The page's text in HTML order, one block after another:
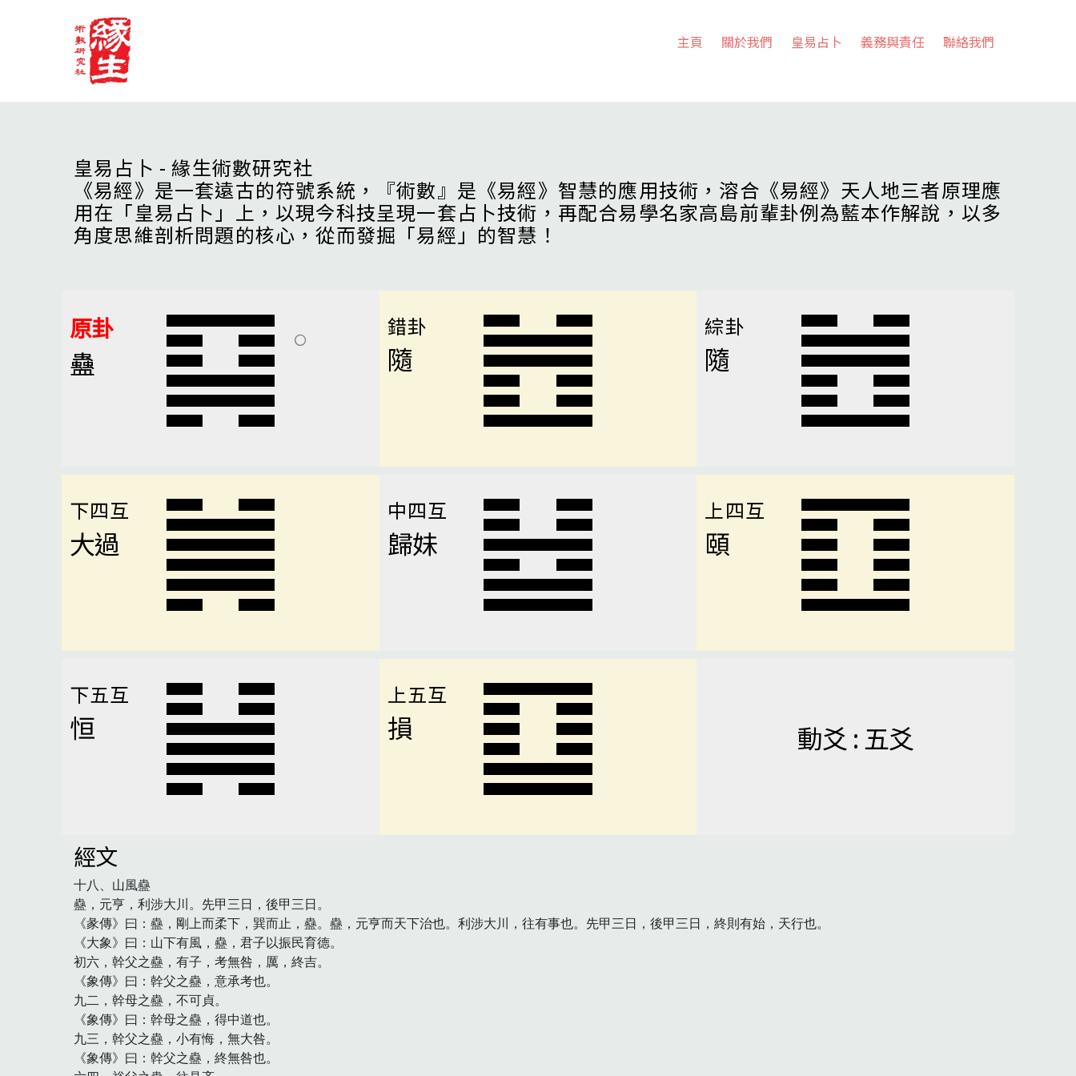
主頁 關於我們 皇易占卜 義務與責任 聯絡我們
皇易占卜 - 緣生術數研究社
《易經》是一套遠古的符號系統，『術數』是《易經》智慧的應用技術，溶合《易經》天人地三者原理應
用在「皇易占卜」上，以現今科技呈現一套占卜技術，再配合易學名家高島前輩卦例為藍本作解說，以多
角度思維剖析問題的核心，從而發掘「易經」的智慧！
原卦
蠱
錯卦
隨
綜卦
隨
下四互
大過
中四互
歸妹
上四互
頤
下五互
恒
上五互
損 動爻 : 五爻
經文
十八、山風蠱
蠱，元亨，利涉大川。先甲三日，後甲三日。
《彖傳》曰：蠱，剛上而柔下，巽而止，蠱。蠱，元亨而天下治也。利涉大川，往有事也。先甲三日，後甲三日，終則有始，天行也。
《大象》曰：山下有風，蠱，君子以振民育德。
初六，幹父之蠱，有子，考無咎，厲，終吉。
《象傳》曰：幹父之蠱，意承考也。
九二，幹母之蠱，不可貞。
《象傳》曰：幹母之蠱，得中道也。
九三，幹父之蠱，小有悔，無大咎。
《象傳》曰：幹父之蠱，終無咎也。